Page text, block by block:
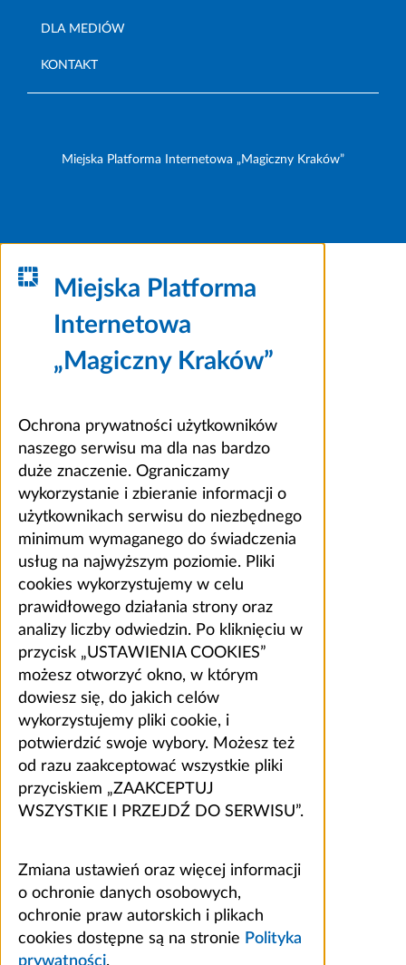
DLA MEDIÓW
KONTAKT
Miejska Platforma Internetowa „Magiczny Kraków”
Miejska Platforma
Internetowa
„Magiczny Kraków”
Ochrona prywatności użytkowników
naszego serwisu ma dla nas bardzo
duże znaczenie. Ograniczamy
wykorzystanie i zbieranie informacji o
użytkownikach serwisu do niezbędnego
minimum wymaganego do świadczenia
usług na najwyższym poziomie. Pliki
cookies wykorzystujemy w celu
prawidłowego działania strony oraz
analizy liczby odwiedzin. Po kliknięciu w
przycisk „USTAWIENIA COOKIES”
możesz otworzyć okno, w którym
dowiesz się, do jakich celów
wykorzystujemy pliki cookie, i
potwierdzić swoje wybory. Możesz też
od razu zaakceptować wszystkie pliki
przyciskiem „ZAAKCEPTUJ
WSZYSTKIE I PRZEJDŹ DO SERWISU”.
Zmiana ustawień oraz więcej informacji
o ochronie danych osobowych,
ochronie praw autorskich i plikach
cookies dostępne są na stronie Polityka
prywatności.